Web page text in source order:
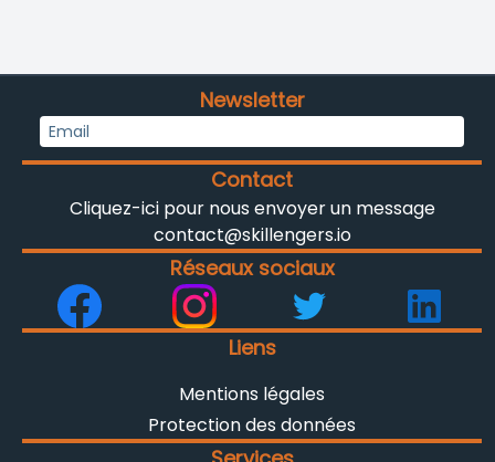
Liens
Mentions légales
Protection des données
Réseaux sociaux
Contact
Cliquez-ici pour nous envoyer un message
contact@skillengers.io
Newsletter